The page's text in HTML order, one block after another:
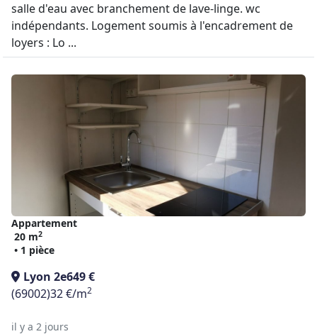
salle d'eau avec branchement de lave-linge. wc
indépendants. Logement soumis à l'encadrement de
loyers : Lo ...
Appartement
20 m2
• 1 pièce
Lyon 2e649 €
(69002)32 €/m2
il y a 2 jours